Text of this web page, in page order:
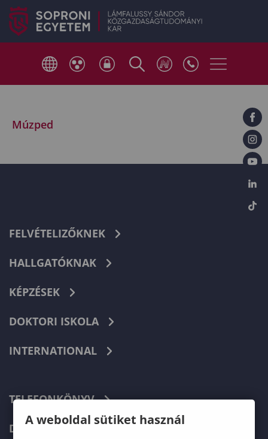
Múzped
FELVÉTELIZŐKNEK
HALLGATÓKNAK
KÉPZÉSEK
DOKTORI ISKOLA
INTERNATIONAL
TELEFONKÖNYV
DOKUMENTUMOK
A weboldal sütiket használ